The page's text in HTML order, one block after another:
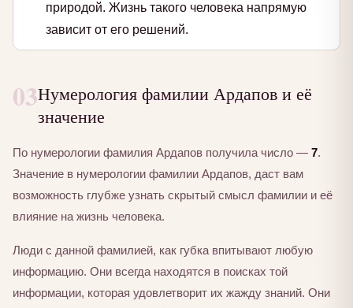
природой. Жизнь такого человека напрямую
зависит от его решений.
03Нумерология фамилии Ардапов и её
значение
По нумерологии фамилия Ардапов получила число — 7.
Значение в нумерологии фамилии Ардапов, даст вам
возможность глубже узнать скрытый смысл фамилии и её
влияние на жизнь человека.
Люди с данной фамилией, как губка впитывают любую
информацию. Они всегда находятся в поисках той
информации, которая удовлетворит их жажду знаний. Они